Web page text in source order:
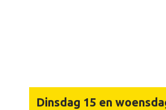
Dinsdag 15 en